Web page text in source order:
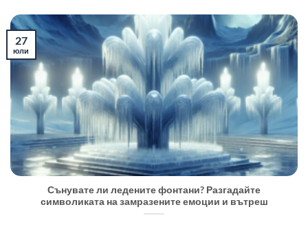
Сънувате ли ледените фонтани? Разгадайте
символиката на замразените емоции и вътреш
27
юли